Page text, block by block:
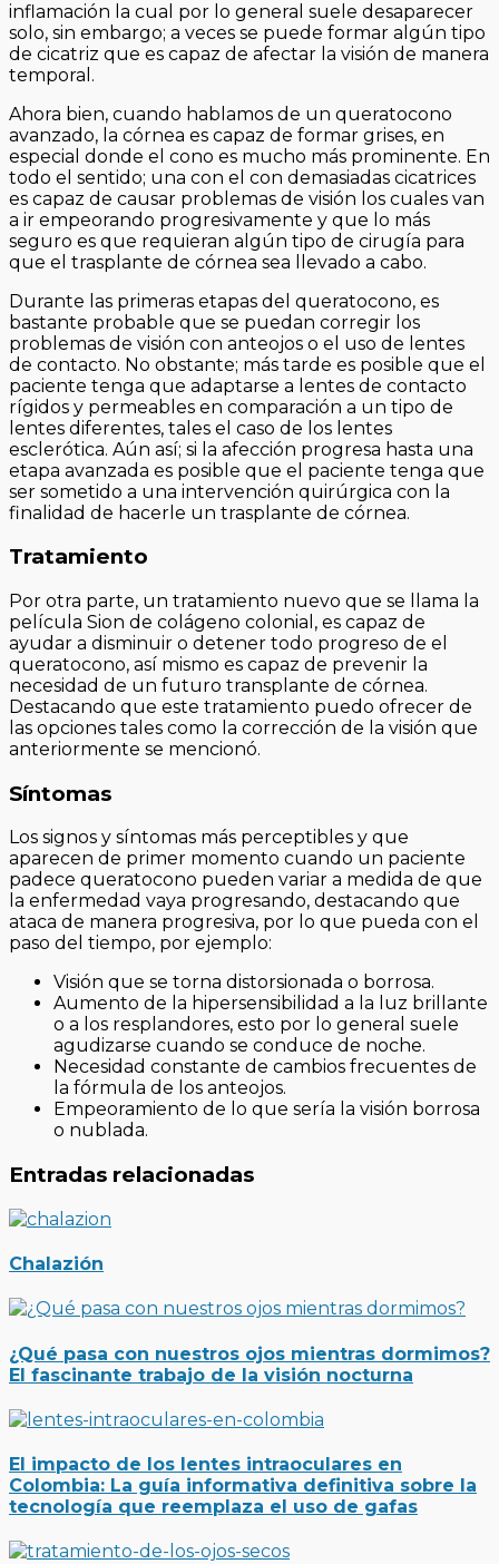
inflamación la cual por lo general suele desaparecer
solo, sin embargo; a veces se puede formar algún tipo
de cicatriz que es capaz de afectar la visión de manera
temporal.
Ahora bien, cuando hablamos de un queratocono
avanzado, la córnea es capaz de formar grises, en
especial donde el cono es mucho más prominente. En
todo el sentido; una con el con demasiadas cicatrices
es capaz de causar problemas de visión los cuales van
a ir empeorando progresivamente y que lo más
seguro es que requieran algún tipo de cirugía para
que el trasplante de córnea sea llevado a cabo.
Durante las primeras etapas del queratocono, es
bastante probable que se puedan corregir los
problemas de visión con anteojos o el uso de lentes
de contacto. No obstante; más tarde es posible que el
paciente tenga que adaptarse a lentes de contacto
rígidos y permeables en comparación a un tipo de
lentes diferentes, tales el caso de los lentes
esclerótica. Aún así; si la afección progresa hasta una
etapa avanzada es posible que el paciente tenga que
ser sometido a una intervención quirúrgica con la
finalidad de hacerle un trasplante de córnea.
Tratamiento
Por otra parte, un tratamiento nuevo que se llama la
película Sion de colágeno colonial, es capaz de
ayudar a disminuir o detener todo progreso de el
queratocono, así mismo es capaz de prevenir la
necesidad de un futuro transplante de córnea.
Destacando que este tratamiento puedo ofrecer de
las opciones tales como la corrección de la visión que
anteriormente se mencionó.
Síntomas
Los signos y síntomas más perceptibles y que
aparecen de primer momento cuando un paciente
padece queratocono pueden variar a medida de que
la enfermedad vaya progresando, destacando que
ataca de manera progresiva, por lo que pueda con el
paso del tiempo, por ejemplo:
Visión que se torna distorsionada o borrosa.
Aumento de la hipersensibilidad a la luz brillante
o a los resplandores, esto por lo general suele
agudizarse cuando se conduce de noche.
Necesidad constante de cambios frecuentes de
la fórmula de los anteojos.
Empeoramiento de lo que sería la visión borrosa
o nublada.
Entradas relacionadas
Chalazión
¿Qué pasa con nuestros ojos mientras dormimos?
El fascinante trabajo de la visión nocturna
El impacto de los lentes intraoculares en
Colombia: La guía informativa definitiva sobre la
tecnología que reemplaza el uso de gafas